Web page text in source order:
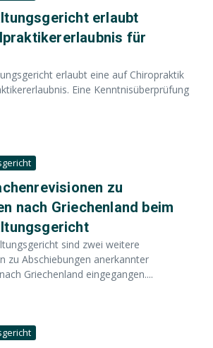
erlaubt
für
erlaubt eine auf Chiropraktik
Eine Kenntnisüberprüfung
zu
nach Griechenland beim
sind zwei weitere
zu Abschiebungen anerkannter
Griechenland eingegangen....